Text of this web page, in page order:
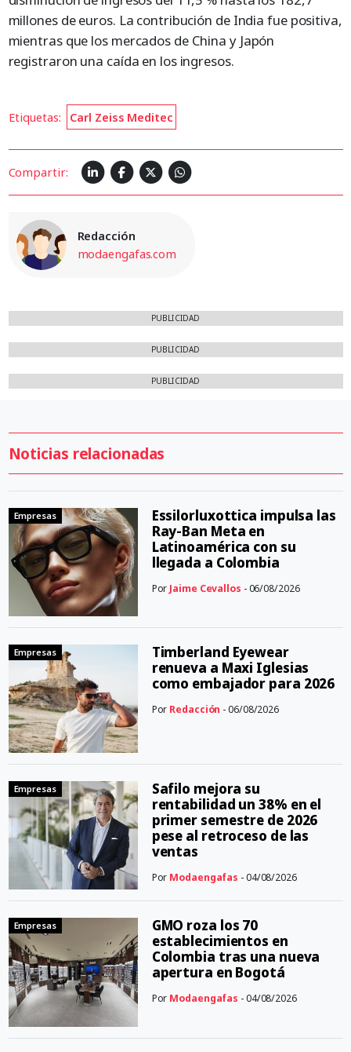
millones de euros. La contribución de India fue positiva,
mientras que los mercados de China y Japón
registraron una caída en los ingresos.
Etiquetas: Carl Zeiss Meditec
Compartir:
Redacción
modaengafas.com
PUBLICIDAD
PUBLICIDAD
PUBLICIDAD
Noticias relacionadas
Empresas
Essilorluxottica impulsa las
Ray-Ban Meta en
Latinoamérica con su
llegada a Colombia
Por Jaime Cevallos - 06/08/2026
Empresas
Timberland Eyewear
renueva a Maxi Iglesias
como embajador para 2026
Por Redacción - 06/08/2026
Empresas
Safilo mejora su
rentabilidad un 38% en el
primer semestre de 2026
pese al retroceso de las
ventas
Por Modaengafas - 04/08/2026
Empresas
GMO roza los 70
establecimientos en
Colombia tras una nueva
apertura en Bogotá
Por Modaengafas - 04/08/2026